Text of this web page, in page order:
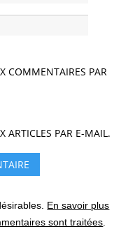
COMMENTAIRES PAR
ARTICLES PAR E-MAIL.
En savoir plus
sont traitées.